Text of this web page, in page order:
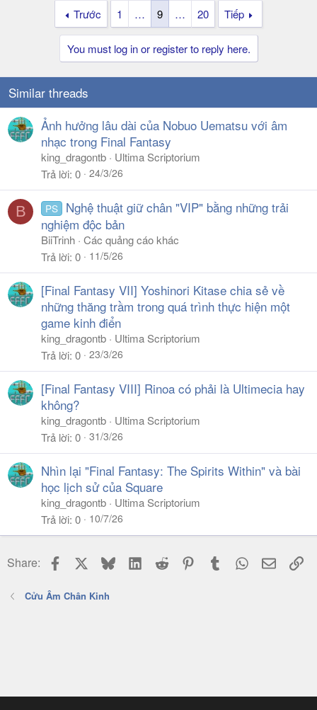
Trước 1 … 9 … 20 Tiếp
You must log in or register to reply here.
Similar threads
Ảnh hưởng lâu dài của Nobuo Uematsu với âm
nhạc trong Final Fantasy
king_dragontb
Ultima Scriptorium
Trả lời 0 24/3/26
B PS
Nghệ thuật giữ chân "VIP" bằng những trải
nghiệm độc bản
BiiTrinh Các quảng cáo khác
Trả lời 0 11/5/26
[Final Fantasy VII] Yoshinori Kitase chia sẻ về
những thăng trầm trong quá trình thực hiện một
game kinh điển
king_dragontb
Ultima Scriptorium
Trả lời 0 23/3/26
[Final Fantasy VIII] Rinoa có phải là Ultimecia hay
không?
king_dragontb
Ultima Scriptorium
Trả lời 0 31/3/26
Nhìn lại "Final Fantasy: The Spirits Within" và bài
học lịch sử của Square
king_dragontb
Ultima Scriptorium
Trả lời 0 10/7/26
Share: Facebook BlueskyLinkedIn
Reddit PinterestTumblr WhatsApp
Email
Cửu Âm Chân Kinh